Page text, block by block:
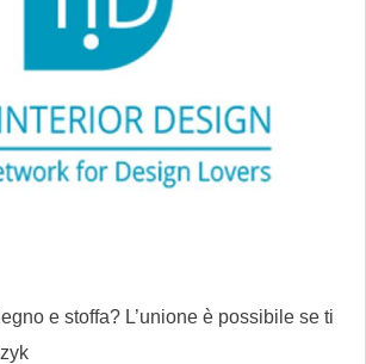
e stoffa? L’unione è possibile se ti